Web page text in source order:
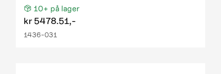
10+ på lager
kr 5478.51,-
1436-031